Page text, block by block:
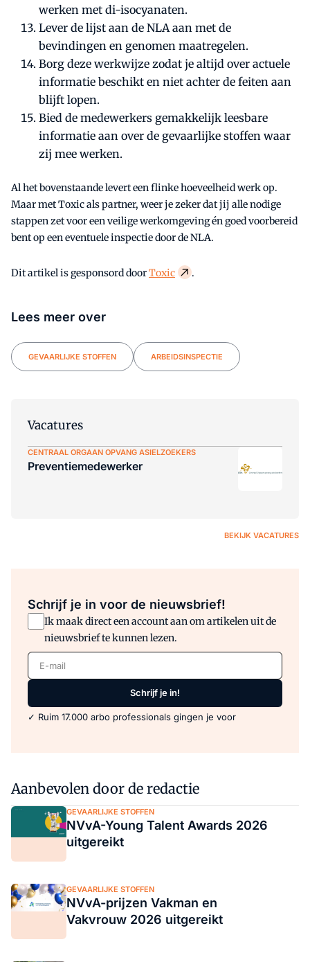
werken met di-isocyanaten.
Lever de lijst aan de NLA aan met de
bevindingen en genomen maatregelen.
Borg deze werkwijze zodat je altijd over actuele
informatie beschikt en niet achter de feiten aan
blijft lopen.
Bied de medewerkers gemakkelijk leesbare
informatie aan over de gevaarlijke stoffen waar
zij mee werken.
Al het bovenstaande levert een flinke hoeveelheid werk op.
Maar met Toxic als partner, weer je zeker dat jij alle nodige
stappen zet voor een veilige werkomgeving én goed voorbereid
bent op een eventuele inspectie door de NLA.
Dit artikel is gesponsord doorToxic .
Lees meer over
GEVAARLIJKE STOFFEN ARBEIDSINSPECTIE
Vacatures
CENTRAAL ORGAAN OPVANG ASIELZOEKERS
Preventiemedewerker
BEKIJK VACATURES
Schrijf je in voor de nieuwsbrief!
Ik maak direct een account aan om artikelen uit de
nieuwsbrief te kunnen lezen.
E-mail
Schrijf je in!
✓ Ruim 17.000 arbo professionals gingen je voor
Aanbevolen door de redactie
GEVAARLIJKE STOFFEN
NVvA-Young Talent Awards 2026
uitgereikt
GEVAARLIJKE STOFFEN
NVvA-prijzen Vakman en
Vakvrouw 2026 uitgereikt